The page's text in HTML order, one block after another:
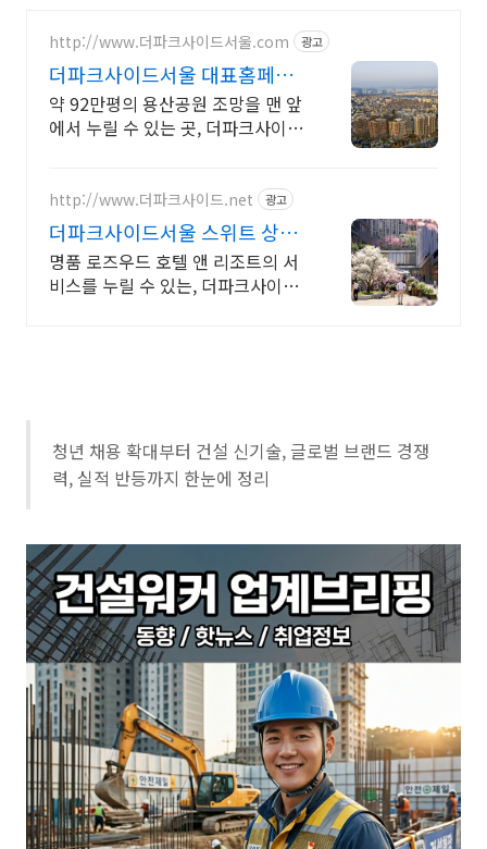
http://www.더파크사이드서울.com 광고
더파크사이드서울 대표홈페이
지 현대건설의 대규모 프로젝
트!
약 92만평의 용산공원 조망을 맨 앞
에서 누릴 수 있는 곳, 더파크사이드
http://www.더파크사이드.net 광고
더파크사이드서울 스위트 상담
신세계백화점 프리미엄 몰까지
명품 로즈우드 호텔 앤 리조트의 서
비스를 누릴 수 있는, 더파크사이드
청년 채용 확대부터 건설 신기술, 글로벌 브랜드 경쟁
력, 실적 반등까지 한눈에 정리